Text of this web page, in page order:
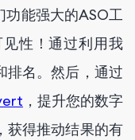
功能强大的ASO工
见性！通过利用我
排名。然后，通过
，提升您的数字
获得推动结果的有